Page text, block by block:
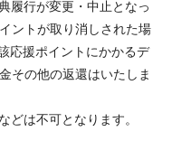
履行が変更・中止となっ
ントが取り消しされた場
応援ポイントにかかるデ
その他の返還はいたしま
どは不可となります。